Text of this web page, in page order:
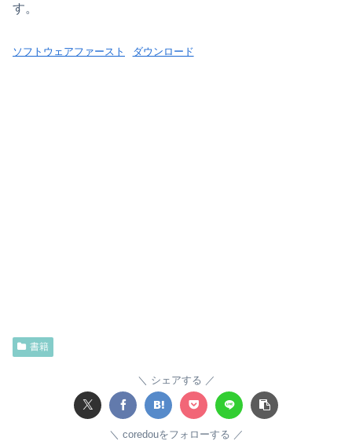
す。
ソフトウェアファースト ダウンロード
書籍
シェアする
coredouをフォローする